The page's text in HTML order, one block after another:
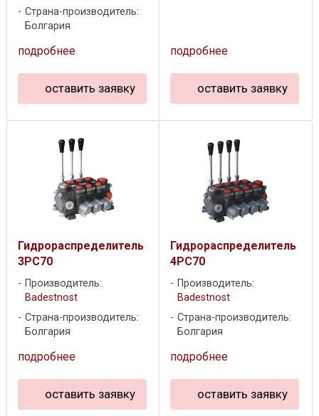
Страна-производитель:
Болгария
подробнее
оставить заявку
подробнее
оставить заявку
Гидрораспределитель
3PC70
Производитель:
Badestnost
Страна-производитель:
Болгария
подробнее
оставить заявку
Гидрораспределитель
4PC70
Производитель:
Badestnost
Страна-производитель:
Болгария
подробнее
оставить заявку